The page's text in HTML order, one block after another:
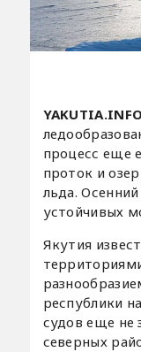
процесс еще
проток и
льда.
устойчивых
Якутия
республики
судов еще не
северных